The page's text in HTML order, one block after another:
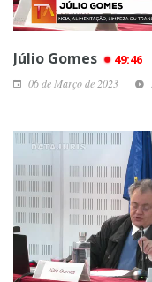
Júlio Gomes 49:46
06 de Março de 2023